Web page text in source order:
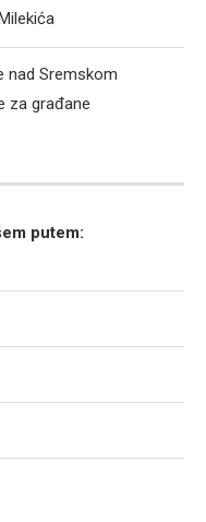
nad Sremskom
za građane
putem: